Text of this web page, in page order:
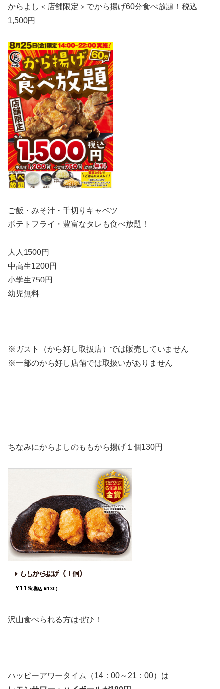
からよし＜店舗限定＞でから揚げ60分食べ放題！税込
1,500円
ご飯・みそ汁・千切りキャベツ
ポテトフライ・豊富なタレも食べ放題！
大人1500円
中高生1200円
小学生750円
幼児無料
※ガスト（から好し取扱店）では販売していません
※一部のから好し店舗では取扱いがありません
ちなみにからよしのももから揚げ １個130円
沢山食べられる方はぜひ！
ハッピーアワータイム（14：00～21：00）は